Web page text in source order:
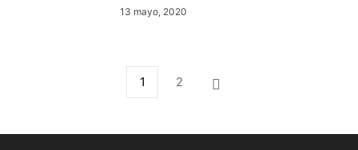
13 mayo, 2020
1 2